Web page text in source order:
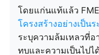
โดยแก่นแท้แล้ว
โครงสร้างอย่างเป็นร
ระบุความล้มเหลวที่อ
ทบและความเป็นไปไ